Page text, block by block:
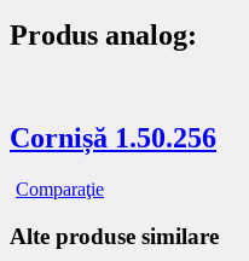
Produs analog:
Cornișă 1.50.256
Comparaţie
Alte produse similare